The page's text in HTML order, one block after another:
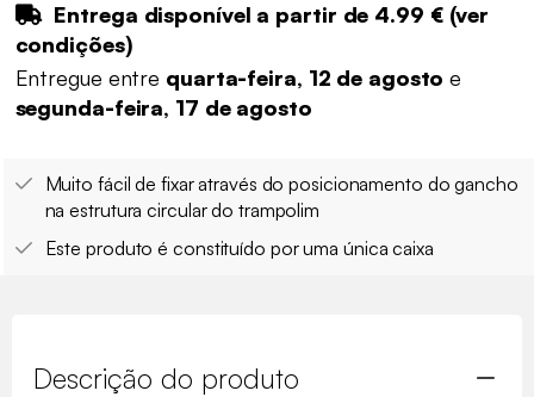
Entrega disponível a partir de 4.99 €(ver
condições)
Entregue entre quarta-feira, 12 de agostoe
segunda-feira, 17 de agosto
Muito fácil de fixar através do posicionamento do gancho
na estrutura circular do trampolim
Este produto é constituído por uma única caixa
Descrição do produto